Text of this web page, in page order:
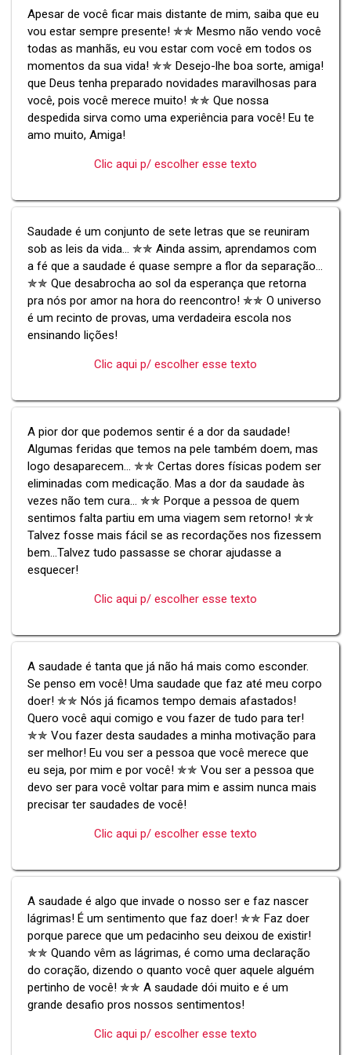
Apesar de você ficar mais distante de mim, saiba que eu
vou estar sempre presente! ✯✯ Mesmo não vendo você
todas as manhãs, eu vou estar com você em todos os
momentos da sua vida! ✯✯ Desejo-lhe boa sorte, amiga!
que Deus tenha preparado novidades maravilhosas para
você, pois você merece muito! ✯✯ Que nossa
despedida sirva como uma experiência para você! Eu te
amo muito, Amiga!
Clic aqui p/ escolher esse texto
Saudade é um conjunto de sete letras que se reuniram
sob as leis da vida... ✯✯ Ainda assim, aprendamos com
a fé que a saudade é quase sempre a flor da separação...
✯✯ Que desabrocha ao sol da esperança que retorna
pra nós por amor na hora do reencontro! ✯✯ O universo
é um recinto de provas, uma verdadeira escola nos
ensinando lições!
Clic aqui p/ escolher esse texto
A pior dor que podemos sentir é a dor da saudade!
Algumas feridas que temos na pele também doem, mas
logo desaparecem... ✯✯ Certas dores físicas podem ser
eliminadas com medicação. Mas a dor da saudade às
vezes não tem cura... ✯✯ Porque a pessoa de quem
sentimos falta partiu em uma viagem sem retorno! ✯✯
Talvez fosse mais fácil se as recordações nos fizessem
bem...Talvez tudo passasse se chorar ajudasse a
esquecer!
Clic aqui p/ escolher esse texto
A saudade é tanta que já não há mais como esconder.
Se penso em você! Uma saudade que faz até meu corpo
doer! ✯✯ Nós já ficamos tempo demais afastados!
Quero você aqui comigo e vou fazer de tudo para ter!
✯✯ Vou fazer desta saudades a minha motivação para
ser melhor! Eu vou ser a pessoa que você merece que
eu seja, por mim e por você! ✯✯ Vou ser a pessoa que
devo ser para você voltar para mim e assim nunca mais
precisar ter saudades de você!
Clic aqui p/ escolher esse texto
A saudade é algo que invade o nosso ser e faz nascer
lágrimas! É um sentimento que faz doer! ✯✯ Faz doer
porque parece que um pedacinho seu deixou de existir!
✯✯ Quando vêm as lágrimas, é como uma declaração
do coração, dizendo o quanto você quer aquele alguém
pertinho de você! ✯✯ A saudade dói muito e é um
grande desafio pros nossos sentimentos!
Clic aqui p/ escolher esse texto